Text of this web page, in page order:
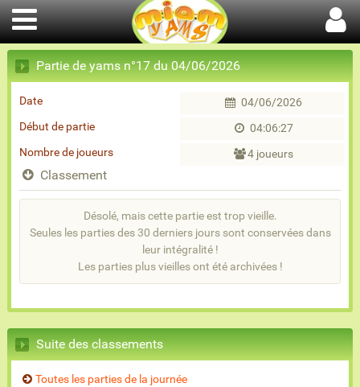
Partie de yams n°17 du 04/06/2026
Date
04/06/2026
Début de partie
04:06:27
Nombre de joueurs
4 joueurs
Classement
Désolé, mais cette partie est trop vieille.
Seules les parties des 30 derniers jours sont conservées dans
leur intégralité !
Les parties plus vieilles ont été archivées !
Suite des classements
Toutes les parties de la journée